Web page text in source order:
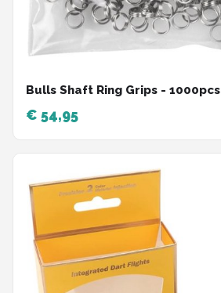
Bulls Shaft Ring Grips - 1000pcs
€ 54,95